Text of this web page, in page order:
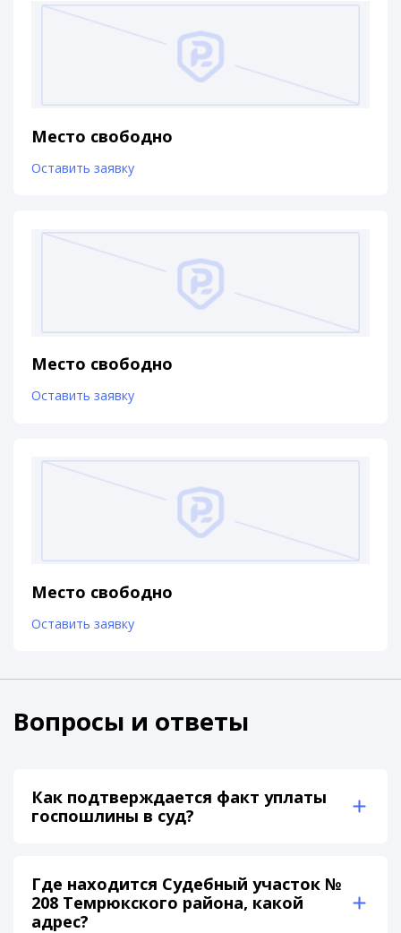
Место свободно
Оставить заявку
Место свободно
Оставить заявку
Место свободно
Оставить заявку
Вопросы и ответы
Как подтверждается факт уплаты
госпошлины в суд?
Где находится Судебный участок №
208 Темрюкского района, какой
адрес?